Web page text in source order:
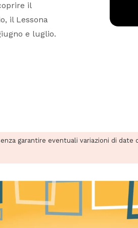
il
il Lessona
e luglio.
garantire eventuali variazioni di